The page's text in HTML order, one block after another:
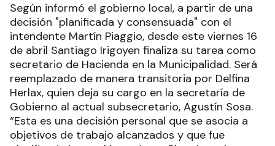
Según informó el gobierno local, a partir de una
decisión "planificada y consensuada" con el
intendente Martín Piaggio, desde este viernes 16
de abril Santiago Irigoyen finaliza su tarea como
secretario de Hacienda en la Municipalidad. Será
reemplazado de manera transitoria por Delfina
Herlax, quien deja su cargo en la secretaría de
Gobierno al actual subsecretario, Agustín Sosa.
“Esta es una decisión personal que se asocia a
objetivos de trabajo alcanzados y que fue